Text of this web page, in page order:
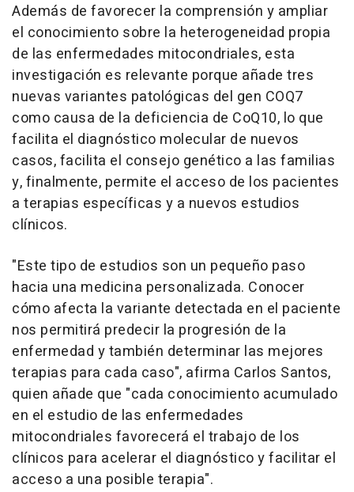
Además de favorecer la comprensión y ampliar
el conocimiento sobre la heterogeneidad propia
de las enfermedades mitocondriales, esta
investigación es relevante porque añade tres
nuevas variantes patológicas del gen COQ7
como causa de la deficiencia de CoQ10, lo que
facilita el diagnóstico molecular de nuevos
casos, facilita el consejo genético a las familias
y, finalmente, permite el acceso de los pacientes
a terapias específicas y a nuevos estudios
clínicos.
"Este tipo de estudios son un pequeño paso
hacia una medicina personalizada. Conocer
cómo afecta la variante detectada en el paciente
nos permitirá predecir la progresión de la
enfermedad y también determinar las mejores
terapias para cada caso", afirma Carlos Santos,
quien añade que "cada conocimiento acumulado
en el estudio de las enfermedades
mitocondriales favorecerá el trabajo de los
clínicos para acelerar el diagnóstico y facilitar el
acceso a una posible terapia".